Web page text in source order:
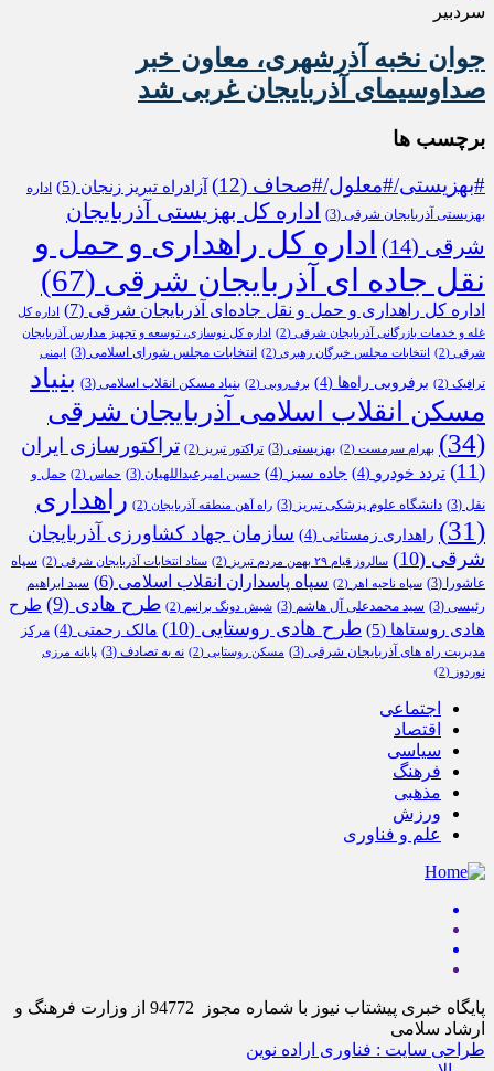
سردبیر
جوان نخبه آذرشهری، معاون خبر
صداوسیمای آذربایجان غربی شد
برچسب ها
#بهزیستی/#معلول/#صحاف (12) آزادراه تبریز زنجان (5)
اداره
بهزیستی آذربایجان شرقی (3)
اداره کل بهزیستی آذربایجان
شرقی (14)
اداره کل راهداری و حمل و
نقل جاده ای آذربایجان شرقی (67)
اداره کل راهداری و حمل و نقل جاده‌ای آذربایجان شرقی (7)
اداره کل
غله و خدمات بازرگانی آذربایجان شرقی (2)
اداره کل نوسازی، توسعه و تجهیز مدارس آذربایجان
شرقی (2) انتخابات مجلس خبرگان رهبری (2) انتخابات مجلس شورای اسلامی (3) ایمنی
ترافیک (2) برفروبی راه‌ها (4) برف‌روبی (2) بنیاد مسکن انقلاب اسلامی (3)
بنیاد
مسکن انقلاب اسلامی آذربایجان شرقی
(34)
بهرام سرمست (2) بهزیستی (3) تراکتور تبریز (2)
تراکتورسازی ایران
(11)
تردد خودرو (4) جاده سبز (4) حسین امیرعبداللهیان (3) حماس (2)
حمل و
نقل (3) دانشگاه علوم پزشکی تبریز (3) راه آهن منطقه آذربایجان (2)
راهداری
(31)
راهداری زمستانی (4)
سازمان جهاد کشاورزی آذربایجان
شرقی (10) سالروز قیام ۲۹ بهمن مردم تبریز (2) ستاد انتخابات آذربایجان شرقی (2)
سپاه
عاشورا
(3) سپاه ناحیه اهر (2) سپاه پاسداران انقلاب اسلامی (6)
سید ابراهیم
رئیسی (3) سید محمدعلی آل هاشم (3) شیش دونگ برانیم (2) طرح هادی (9)
طرح
هادی روستاها (5) طرح هادی روستایی (10) مالک رحمتی (4)
مرکز
مدیریت راه های آذربایجان شرقی (3) مسکن روستایی (2) نه به تصادف (3)
پایانه مرزی
نوردوز (2)
اجتماعی
اقتصاد
سیاسی
فرهنگ
مذهبی
ورزش
علم و فناوری
پایگاه خبری پیشتاب نیوز با شماره مجوز 94772 از وزارت فرهنگ و
ارشاد سلامی
طراحی سایت : فناوری اراده نوین